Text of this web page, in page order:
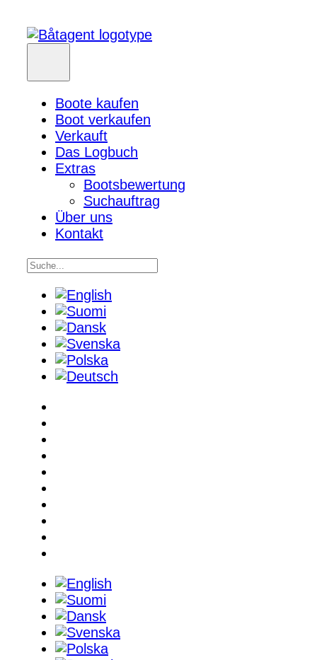
Boote kaufen
Boot verkaufen
Verkauft
Das Logbuch
Extras
Bootsbewertung
Suchauftrag
Über uns
Kontakt